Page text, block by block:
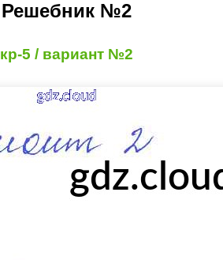
Решебник №2
кр-5 / вариант №2